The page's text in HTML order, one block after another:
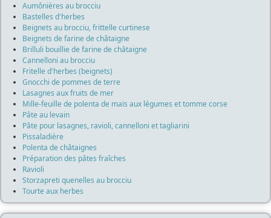
Aumônières au brocciu
Bastelles d'herbes
Beignets au brocciu, frittelle curtinese
Beignets de farine de châtaigne
Brilluli bouillie de farine de châtaigne
Cannelloni au brocciu
Fritelle d'herbes (beignets)
Gnocchi de pommes de terre
Lasagnes aux fruits de mer
Mille-feuille de polenta de maïs aux légumes et tomme corse
Pâte au levain
Pâte pour lasagnes, ravioli, cannelloni et tagliarini
Pissaladière
Polenta de châtaignes
Préparation des pâtes fraîches
Ravioli
Storzapreti quenelles au brocciu
Tourte aux herbes